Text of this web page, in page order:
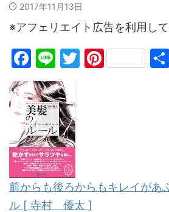
2017年11月13日
※アフェリエイト広告を利用して
F
a
c
e
b
o
o
k
Li
n
e
T Pi
前からも後ろからもキレイが
ル [ 寺村 優太 ]